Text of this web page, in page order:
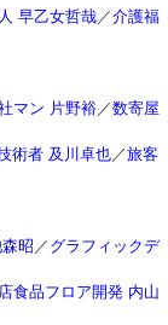
早乙女哲哉 ／介護福
マン 片野裕／数寄屋
術者 及川卓也 ／旅客
昭 ／ グラフィックデ
食品フロア開発 内山